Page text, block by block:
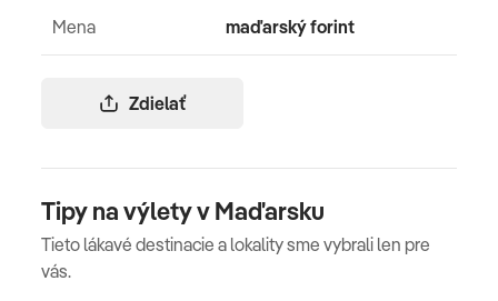
Zdielať
Mena maďarský forint
Tipy na výlety v Maďarsku
Tieto lákavé destinacie a lokality sme vybrali len pre
vás.